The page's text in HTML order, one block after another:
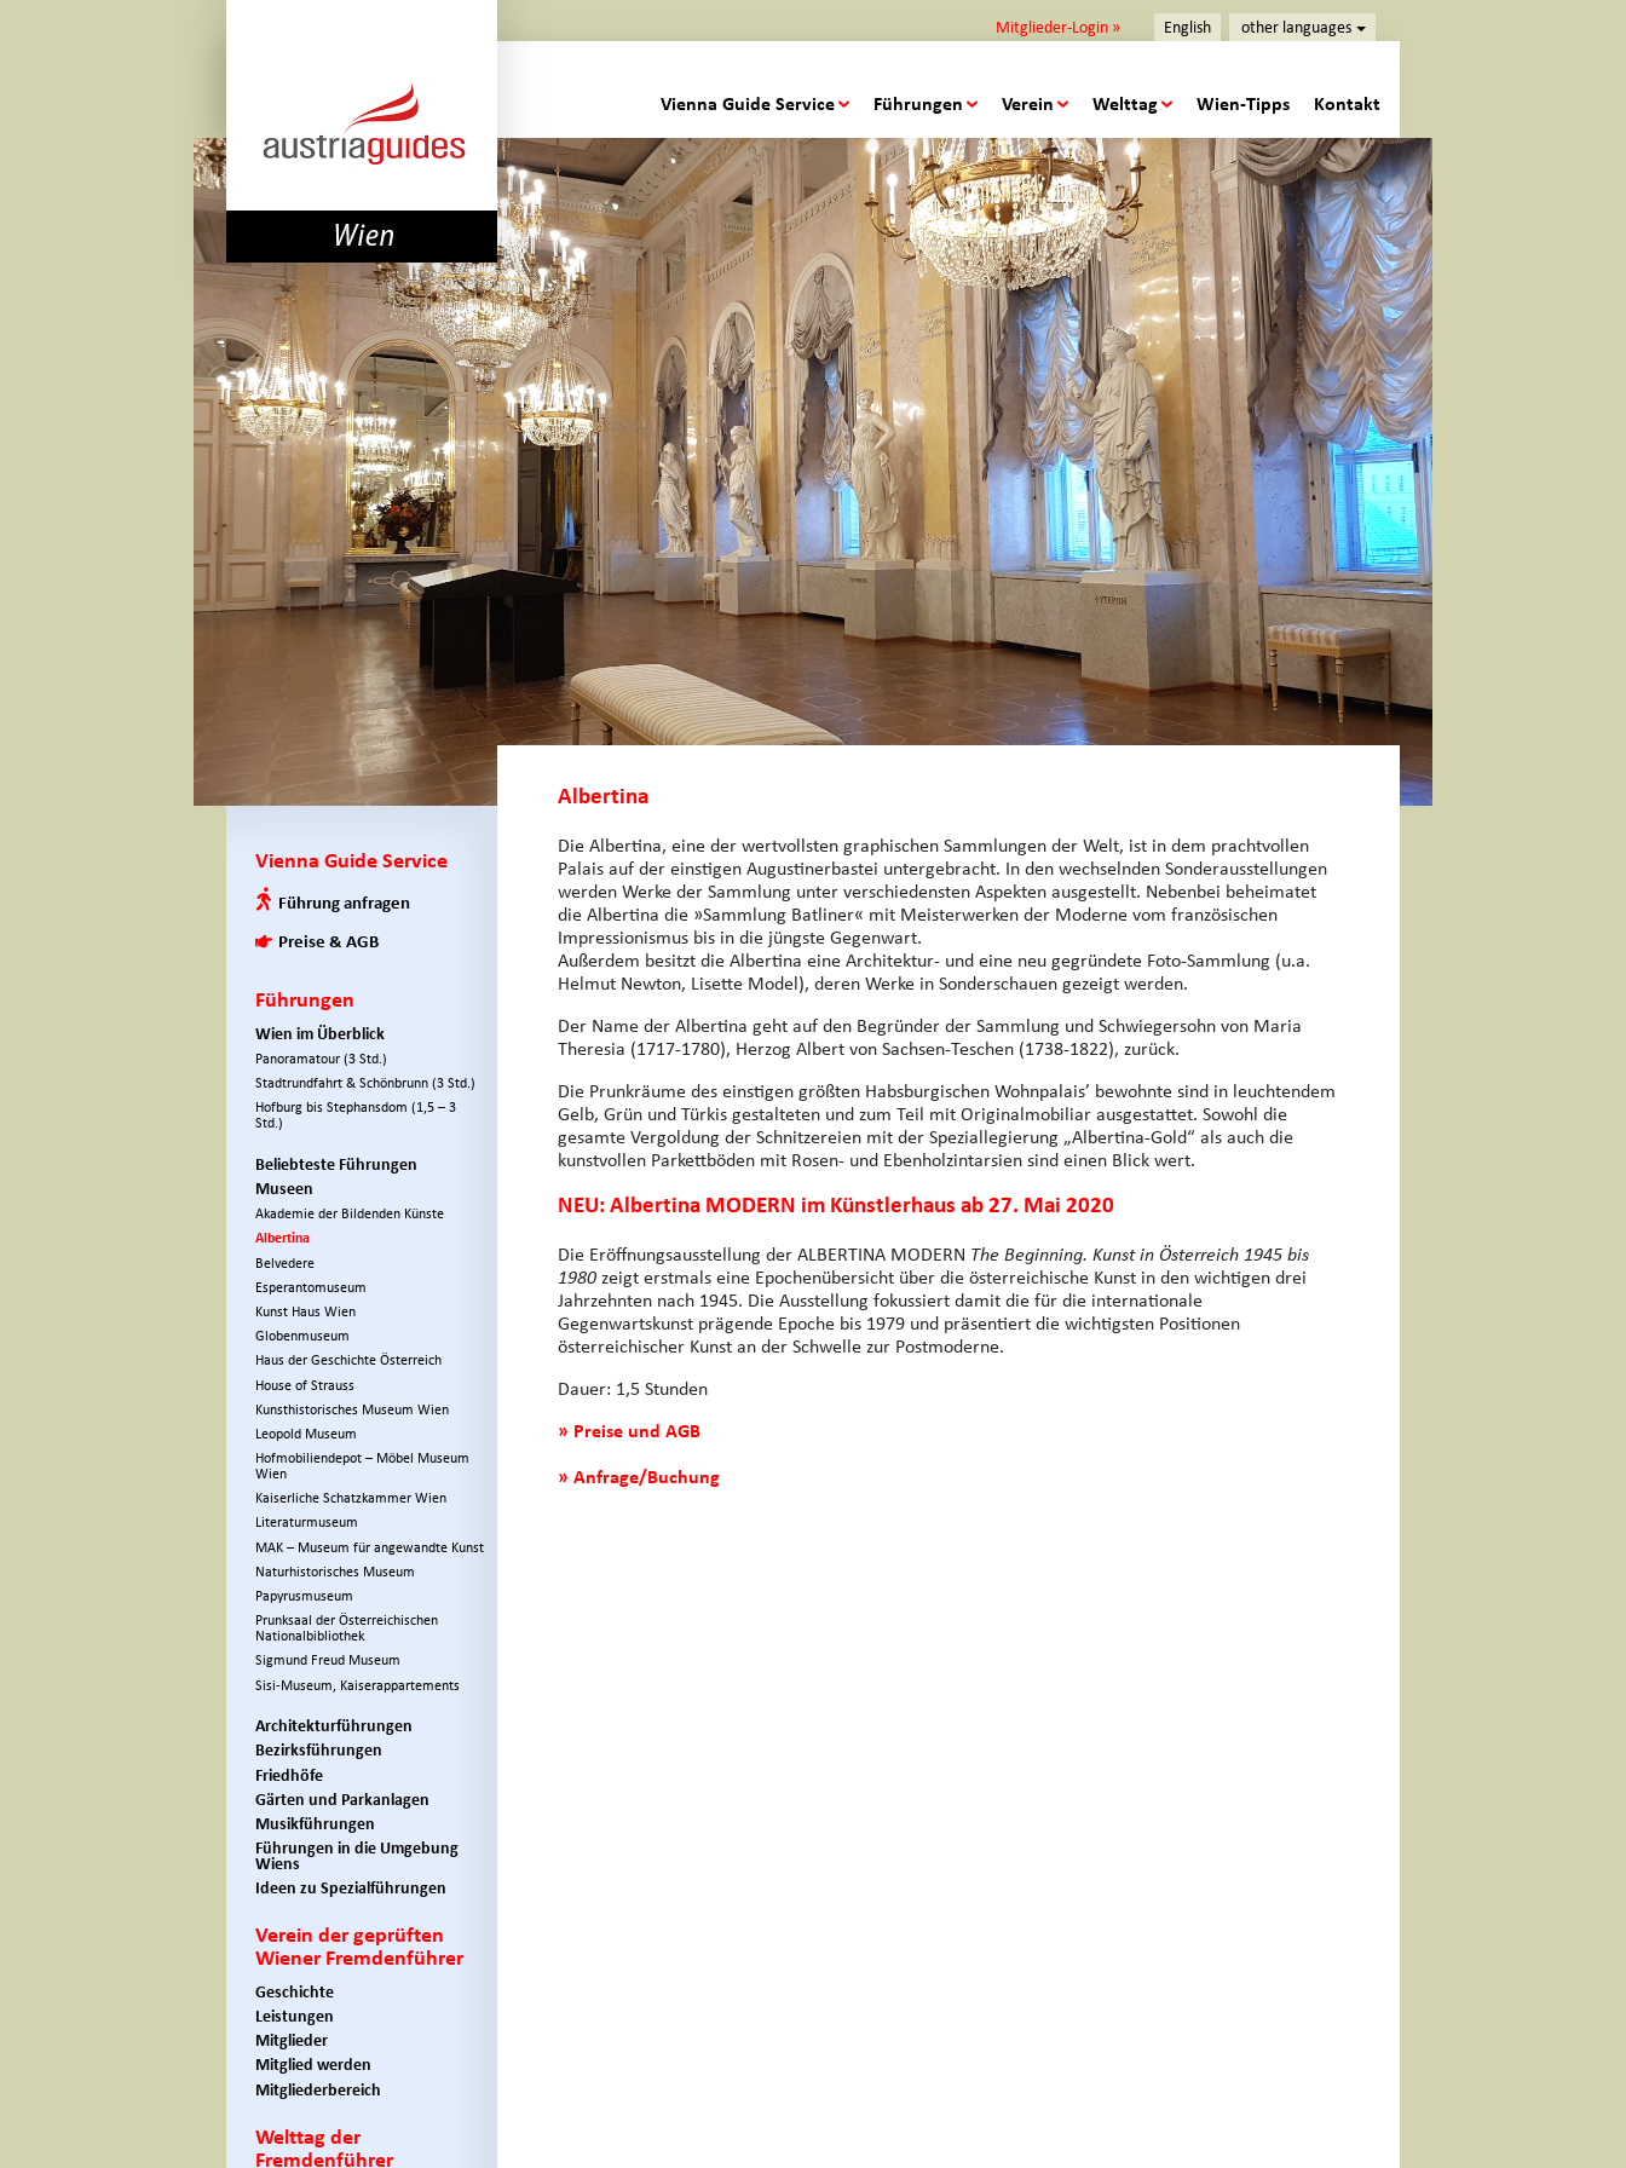
Mitglieder-Login » English other languages
Vienna Guide Service Führungen Verein Welttag Wien-Tipps Kontakt
Vienna Guide Service
Führung anfragen
Preise & AGB
Führungen
Wien im Überblick
Panoramatour (3 Std.)
Stadtrundfahrt & Schönbrunn (3 Std.)
Hofburg bis Stephansdom (1,5 – 3
Std.)
Beliebteste Führungen
Museen
Akademie der Bildenden Künste
Albertina
Belvedere
Esperantomuseum
Kunst Haus Wien
Globenmuseum
Haus der Geschichte Österreich
House of Strauss
Kunsthistorisches Museum Wien
Leopold Museum
Hofmobiliendepot – Möbel Museum
Wien
Kaiserliche Schatzkammer Wien
Literaturmuseum
MAK – Museum für angewandte Kunst
Naturhistorisches Museum
Papyrusmuseum
Prunksaal der Österreichischen
Nationalbibliothek
Sigmund Freud Museum
Sisi-Museum, Kaiserappartements
Architekturführungen
Bezirksführungen
Friedhöfe
Gärten und Parkanlagen
Musikführungen
Führungen in die Umgebung
Wiens
Ideen zu Spezialführungen
Verein der geprüften
Wiener Fremdenführer
Geschichte
Leistungen
Mitglieder
Mitglied werden
Mitgliederbereich
Welttag der
Fremdenführer
Albertina
Die Albertina, eine der wertvollsten graphischen Sammlungen der Welt, ist in dem prachtvollen
Palais auf der einstigen Augustinerbastei untergebracht. In den wechselnden Sonderausstellungen
werden Werke der Sammlung unter verschiedensten Aspekten ausgestellt. Nebenbei beheimatet
die Albertina die »Sammlung Batliner« mit Meisterwerken der Moderne vom französischen
Impressionismus bis in die jüngste Gegenwart.
Außerdem besitzt die Albertina eine Architektur- und eine neu gegründete Foto-Sammlung (u.a.
Helmut Newton, Lisette Model), deren Werke in Sonderschauen gezeigt werden.
Der Name der Albertina geht auf den Begründer der Sammlung und Schwiegersohn von Maria
Theresia (1717-1780), Herzog Albert von Sachsen-Teschen (1738-1822), zurück.
Die Prunkräume des einstigen größten Habsburgischen Wohnpalais’ bewohnte sind in leuchtendem
Gelb, Grün und Türkis gestalteten und zum Teil mit Originalmobiliar ausgestattet. Sowohl die
gesamte Vergoldung der Schnitzereien mit der Speziallegierung „Albertina-Gold“ als auch die
kunstvollen Parkettböden mit Rosen- und Ebenholzintarsien sind einen Blick wert.
NEU: Albertina MODERN im Künstlerhaus ab 27. Mai 2020
Die Eröffnungsausstellung der ALBERTINA MODERN The Beginning. Kunst in Österreich 1945 bis
1980 zeigt erstmals eine Epochenübersicht über die österreichische Kunst in den wichtigen drei
Jahrzehnten nach 1945. Die Ausstellung fokussiert damit die für die internationale
Gegenwartskunst prägende Epoche bis 1979 und präsentiert die wichtigsten Positionen
österreichischer Kunst an der Schwelle zur Postmoderne.
Dauer: 1,5 Stunden
» Preise und AGB
» Anfrage/Buchung